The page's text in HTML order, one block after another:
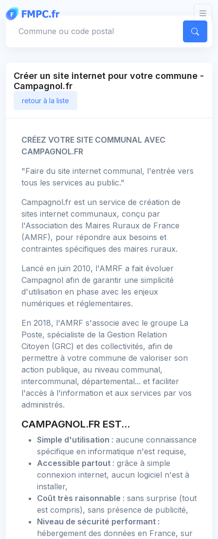
Créer un site internet pour votre commune -
Campagnol.fr
retour à la liste
CRÉEZ VOTRE SITE COMMUNAL AVEC
CAMPAGNOL.FR
"Faire du site internet communal, l'entrée vers
tous les services au public."
Campagnol.fr est un service de création de
sites internet communaux, conçu par
l'Association des Maires Ruraux de France
(AMRF), pour répondre aux besoins et
contraintes spécifiques des maires ruraux.
Lancé en juin 2010, l'AMRF a fait évoluer
Campagnol afin de garantir une simplicité
d'utilisation en phase avec les enjeux
numériques et réglementaires.
En 2018, l'AMRF s'associe avec le groupe La
Poste, spécialiste de la Gestion Relation
Citoyen (GRC) et des collectivités, afin de
permettre à votre commune de valoriser son
action publique, au niveau communal,
intercommunal, départemental... et faciliter
l'accès à l'information et aux services par vos
administrés.
CAMPAGNOL.FR EST...
Simple d'utilisation : aucune connaissance
spécifique en informatique n'est requise,
Accessible partout : grâce à simple
connexion internet, aucun logiciel n'est à
installer,
Coût très raisonnable : sans surprise (tout
est compris), sans présence de publicité,
Niveau de sécurité performant :
hébergement des données en France, sur
Panneau de gestion des cookies